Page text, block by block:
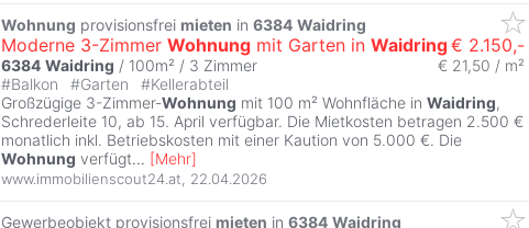
Wohnung provisionsfrei mieten in 6384 Waidring
Moderne 3-Zimmer Wohnung mit Garten in Waidring€ 2.150,-
6384 Waidring / 100m² / 3 Zimmer
€ 21,50 / m²
#Balkon #Garten #Kellerabteil
Großzügige 3-Zimmer-Wohnung mit 100 m² Wohnfläche in Waidring,
Schrederleite 10, ab 15. April verfügbar. Die Mietkosten betragen 2.500 €
monatlich inkl. Betriebskosten mit einer Kaution von 5.000 €. Die
Wohnung verfügt... [Mehr]
www.immobilienscout24.at, 22.04.2026
Gewerbeobjekt provisionsfrei mieten in 6384 Waidring